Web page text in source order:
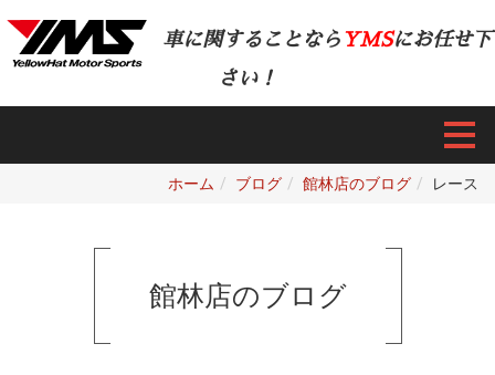
車に関することなら YMSにお任せ下
さい！
ホーム ブログ 館林店のブログ レース
館林店のブログ